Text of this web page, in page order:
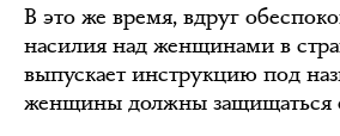
В это же время, вдруг
насилия над женщинами в
выпускает инструкцию под
женщины должны защищаться